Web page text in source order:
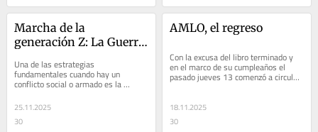
Marcha de la
generación Z: La Guerra
Una de las estrategias
fundamentales cuando hay un
conflicto social o armado es la
información, es decir, la narrativa...
25.11.2025
30
AMLO, el regreso
Con la excusa del libro terminado y
en el marco de su cumpleaños el
pasado jueves 13 comenzó a circular
en medios la versión de que el
18.11.2025
30